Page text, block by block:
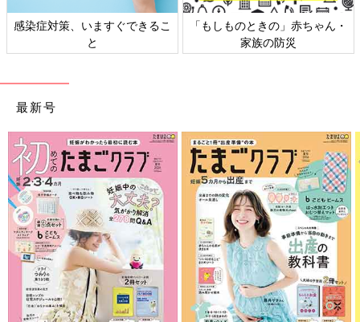
出典：Instagramアカウント「eri.aaa_eee111」
おろしたてなんだとか♪ グレーのシンプルなソックスと合わせて
おしゃれなモノトーンコーデに。かっこいいスタイルにも甘めス
タイルにも合いそう！とっても素敵な大人コーデですよね。
春夏コーデに使える！履くのもラクなフラットシュ
ーズ
感染症対策、いますぐできるこ
と
「もしものときの」赤ちゃん・
家族の防災
最新号